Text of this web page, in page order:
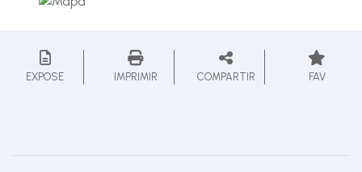
EXPOSE IMPRIMIR COMPARTIR FAV